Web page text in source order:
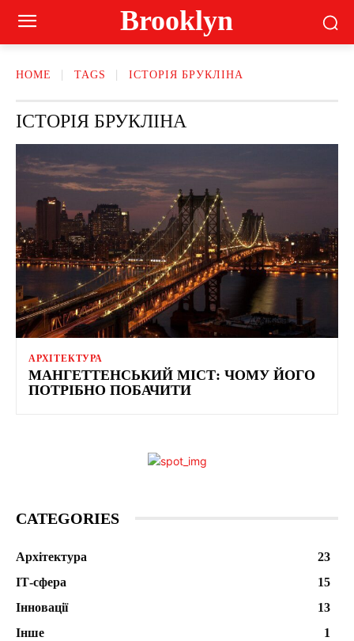
Brooklyn
HOME TAGS ІСТОРІЯ БРУКЛІНА
ІСТОРІЯ БРУКЛІНА
АРХІТЕКТУРА
МАНГЕТТЕНСЬКИЙ МІСТ: ЧОМУ ЙОГО
ПОТРІБНО ПОБАЧИТИ
CATEGORIES
Архітектура
23
ІТ-сфера
15
Інновації
13
Інше
1